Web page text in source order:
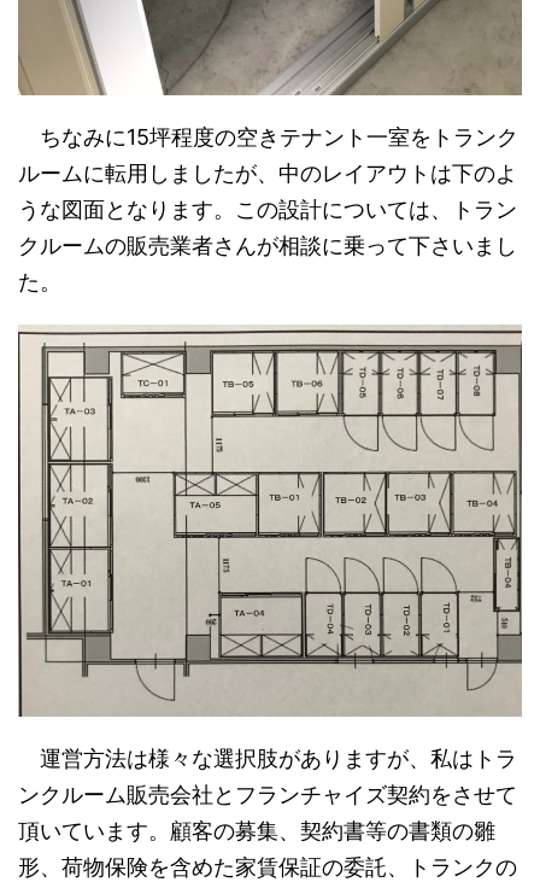
ちなみに15坪程度の空きテナント一室をトランク
ルームに転用しましたが、中のレイアウトは下のよ
うな図面となります。この設計については、トラン
クルームの販売業者さんが相談に乗って下さいまし
た。
運営方法は様々な選択肢がありますが、私はトラ
ンクルーム販売会社とフランチャイズ契約をさせて
頂いています。顧客の募集、契約書等の書類の雛
形、荷物保険を含めた家賃保証の委託、トランクの